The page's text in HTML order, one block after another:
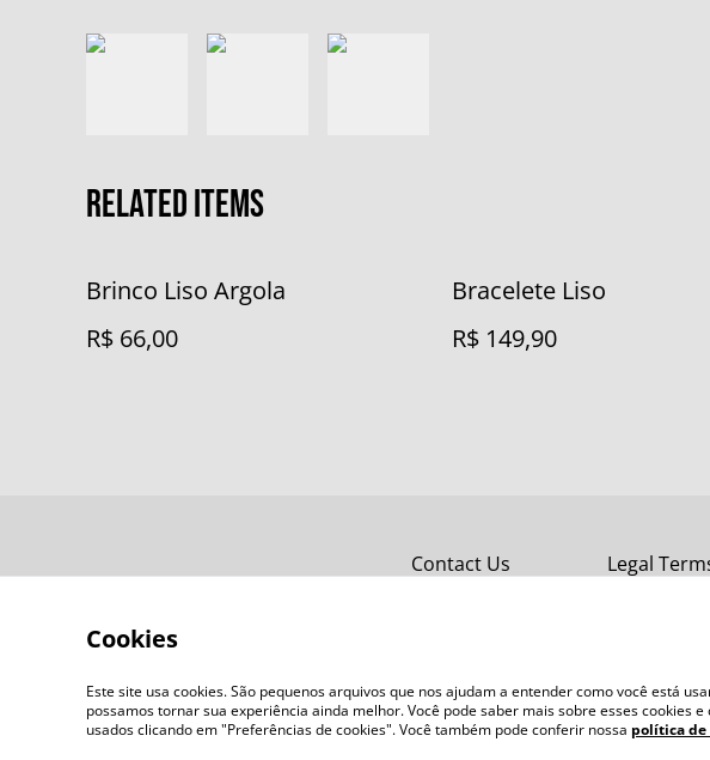
Related items
Brinco Liso Argola
R$ 66,00
Bracelete Liso
R$ 149,90
Contact Us Legal
©2026 IZAMORIM
Cookies
Este site usa cookies. São pequenos arquivos que nos ajudam a entender como você está
possamos tornar sua experiência ainda melhor. Você pode saber mais sobre esses cookies
usados clicando em "Preferências de cookies". Você também pode conferir nossa política de